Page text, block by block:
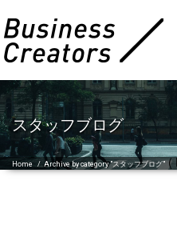
スタッフブログ
Home /Archive by category "スタッフブログ"(